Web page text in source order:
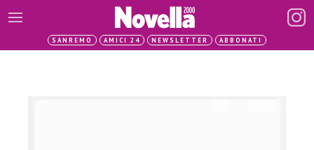
SANREMO AMICI 24 NEWSLETTER ABBONATI